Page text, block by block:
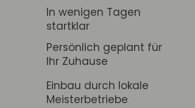
In wenigen Tagen
startklar
Persönlich geplant für
Ihr Zuhause
Einbau durch lokale
Meisterbetriebe